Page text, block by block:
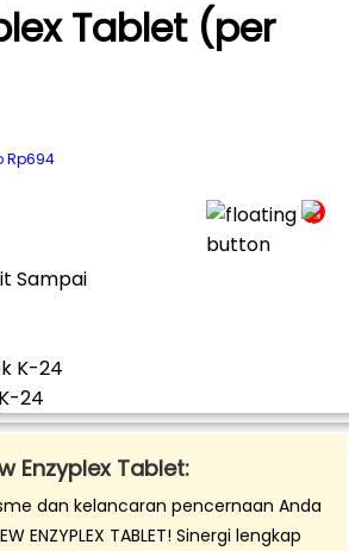
Tablet (per
Rp694
Sampai
24
Enzyplex Tablet:
dan kelancaran pencernaan Anda
ENZYPLEX TABLET! Sinergi lengkap